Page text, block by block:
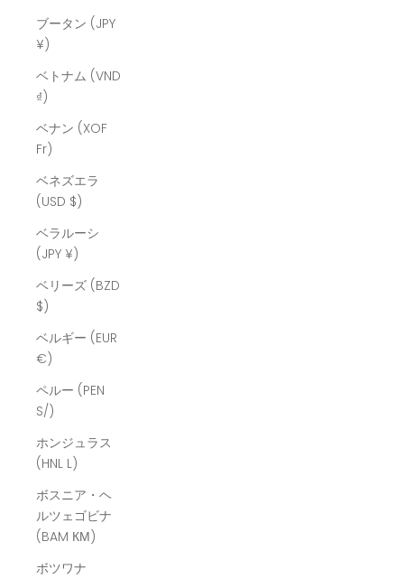
ブータン (JPY
¥)
ベトナム (VND
₫)
ベナン (XOF
Fr)
ベネズエラ
(USD $)
ベラルーシ
(JPY ¥)
ベリーズ (BZD
$)
ベルギー (EUR
€)
ペルー (PEN
S/)
ホンジュラス
(HNL L)
ボスニア・ヘ
ルツェゴビナ
(BAM КМ)
ボツワナ